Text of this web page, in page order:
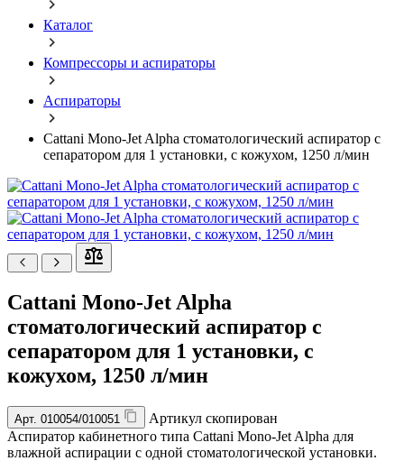
Каталог
Компрессоры и аспираторы
Аспираторы
Cattani Mono-Jet Alpha стоматологический аспиратор с
сепаратором для 1 установки, с кожухом, 1250 л/мин
Cattani Mono-Jet Alpha
стоматологический аспиратор с
сепаратором для 1 установки, с
кожухом, 1250 л/мин
Арт. 010054/010051
Артикул скопирован
Аспиратор кабинетного типа Cattani Mono-Jet Alpha для
влажной аспирации с одной стоматологической установки.